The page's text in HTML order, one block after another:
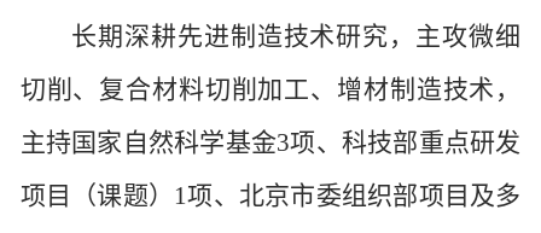
长期深耕先进制造技术研究，主攻微细
切削、复合材料切削加工、增材制造技术，
主持国家自然科学基金3项、科技部重点研发
项目（课题）1项、北京市委组织部项目及多